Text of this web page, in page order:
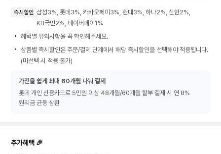
즉시할인 삼성3%, 롯데3%, 카카오페이3%, 현대3%, 하나2%, 신한2%,
KB국민2%, 네이버페이1%
혜택별 유의사항을 꼭 확인해주세요.
상품별 즉시할인은 주문/결제 단계에서 해당 즉시할인을 선택해야 적용됩니다.
(미선택 시 적용 불가)
가전을 쉽게 최대 60개월 나눠 결제
롯데 개인 신용카드로 5만원 이상 48개월/60개월 할부 결제 시 연 8%
원리금 균등 상환
추가혜택 🎉